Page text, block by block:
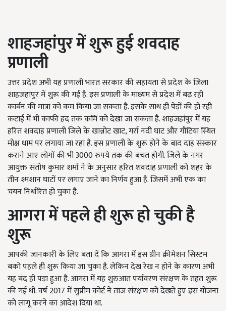
शाहजहांपुर में शुरू हुई शवदाह
प्रणाली
उत्तर प्रदेश अभी यह प्रणाली भारत सरकार की सहायता से प्रदेश के जिला
शाहजहांपुर में शुरू की गई है. इस प्रणाली के माध्यम से प्रदेश में बढ़ रही
कार्बन की मात्रा को कम किया जा सकता है. इसके साथ ही पेड़ों की हो रही
कटाई में भी काफी हद तक कमिं को देखा जा सकता है. शाहजहांपुर में यह
हरित शवदाह प्रणाली जिले के खान्नोट खाट, गर्रा नदी घाट और गौटिया स्थित
मोक्ष धाम पर लगाया जा रहा है. इस प्रणाली के शुरू होने के बाद दाह संस्कार
कराने आए लोगों की भी 3000 रुपये तक की बचत होगी. जिले के नगर
आयुक्त संतोष कुमार शर्मा ने के अनुसार हरित शवदाह प्रणाली को शहर के
तीन श्मशान घाटों पर लगाए जाने का निर्णय हुआ है. जिसमें अभी एक का
चयन निर्धारित हो चुका है.
आगरा में पहले ही शुरू हो चुकी है
शुरू
आपकी जानकारी के लिए बता दें कि आगरा में इस ग्रीन क्रीमेशन सिस्टम
बको पहले ही शुरू किया जा चुका है. लेकिन देख रेख न होने के कारण अभी
यह बंद ही पड़ा हुआ है. आगरा में यह शुरुआत पर्यावरण संरक्षण के तहत शुरू
की गई थी. वर्ष 2017 में सुप्रीम कोर्ट ने ताज संरक्षण को देखते हुए इस योजना
को लागू करने का आदेश दिया था.